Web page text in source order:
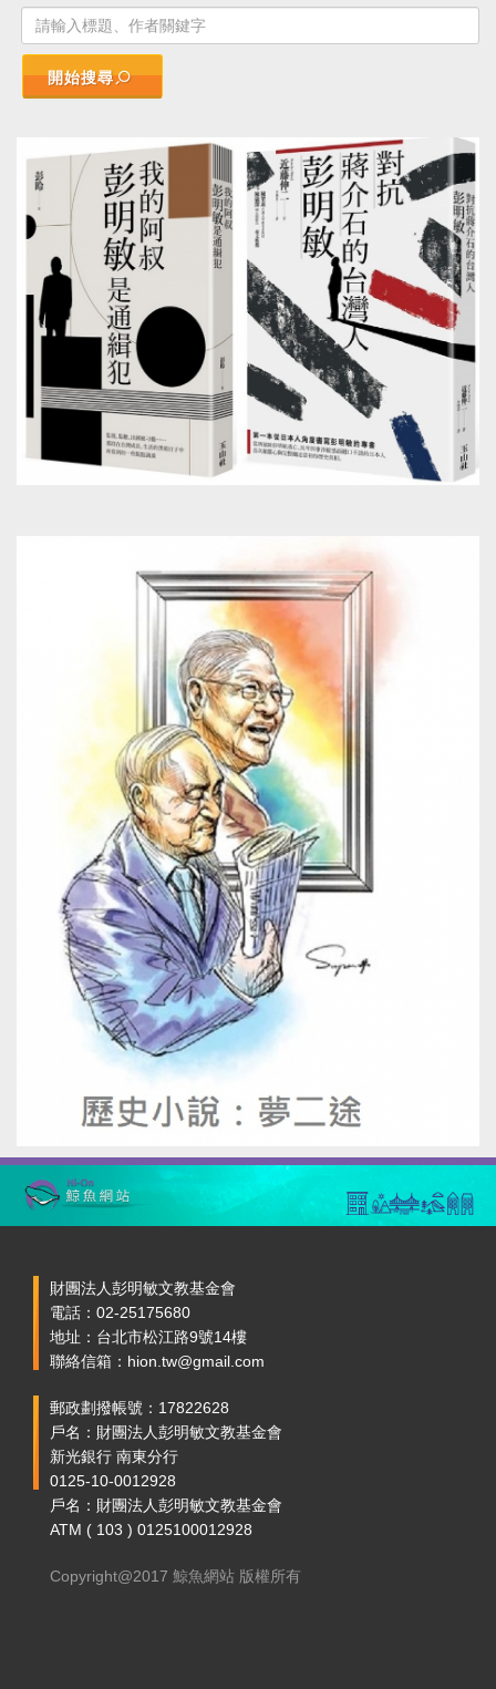
開始搜尋
財團法人彭明敏文教基金會
電話：02-25175680
地址：台北市松江路9號14樓
聯絡信箱：hion.tw@gmail.com
郵政劃撥帳號：17822628
戶名：財團法人彭明敏文教基金會
新光銀行 南東分行
0125-10-0012928
戶名：財團法人彭明敏文教基金會
ATM ( 103 ) 0125100012928
Copyright@2017 鯨魚網站 版權所有